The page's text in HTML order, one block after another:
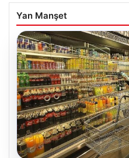
Yan Manşet